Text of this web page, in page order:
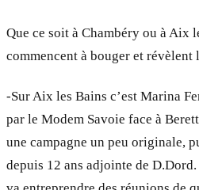
Que ce soit à Chambéry ou à Aix
commencent à bouger et révèlent
-Sur Aix les Bains c’est Marina
par le Modem Savoie face à
une campagne un peu originale,
depuis 12 ans adjointe de